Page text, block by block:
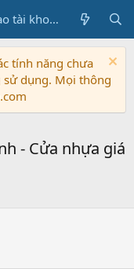
Tạo tài khoản
tính năng chưa
sử dụng. Mọi thông
- Cửa nhựa giá